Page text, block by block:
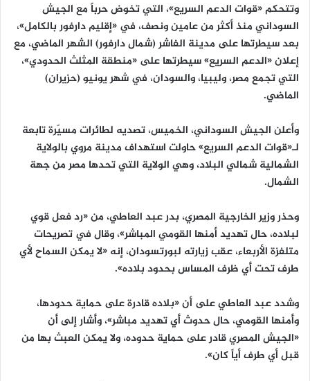
وتتحكم «قوات الدعم السريع»، التي تخوض حرباً مع الجيش
السوداني منذ أكثر من عامين ونصف، في «إقليم دارفور بالكامل»،
بعد سيطرتها على مدينة الفاشر (شمال دارفور) الشهر الماضي، مع
إعلان «الدعم السريع» سيطرتها على «منطقة المثلث الحدودي»،
التي تجمع مصر، وليبيا، والسودان، في شهر يونيو (حزيران)
الماضي.
وأعلن الجيش السوداني، الخميس، تصديه لطائرات مسيّرة تابعة
لـ«قوات الدعم السريع» حاولت استهداف مدينة مروي بالولاية
الشمالية شمالي البلاد، وهي الولاية التي تحدها مصر من جهة
الشمال.
وحذر وزير الخارجية المصري، بدر عبد العاطي، من «رد فعل قوي
لبلاده، حال تهديد أمنها القومي المباشر»، وقال في تصريحات
متلفزة الأربعاء، عقب زيارته لبورتسودان، إنه «لا يمكن السماح لأي
طرف تحت أي ظرف المساس بحدود بلاده».
وشدد عبد العاطي على أن «بلاده قادرة على حماية حدودها،
وأمنها القومي، حال حدوث أي تهديد مباشر»، وأشار إلى أن
«الجيش المصري قادر على حماية حدوده، ولا يمكن العبث بها من
قبل أي طرف أياً كان».